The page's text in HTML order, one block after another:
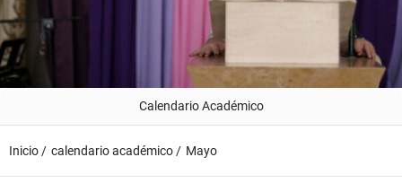
Calendario Académico
Inicio / calendario académico / Mayo